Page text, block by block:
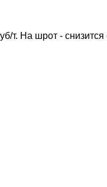
т. На шрот - снизится